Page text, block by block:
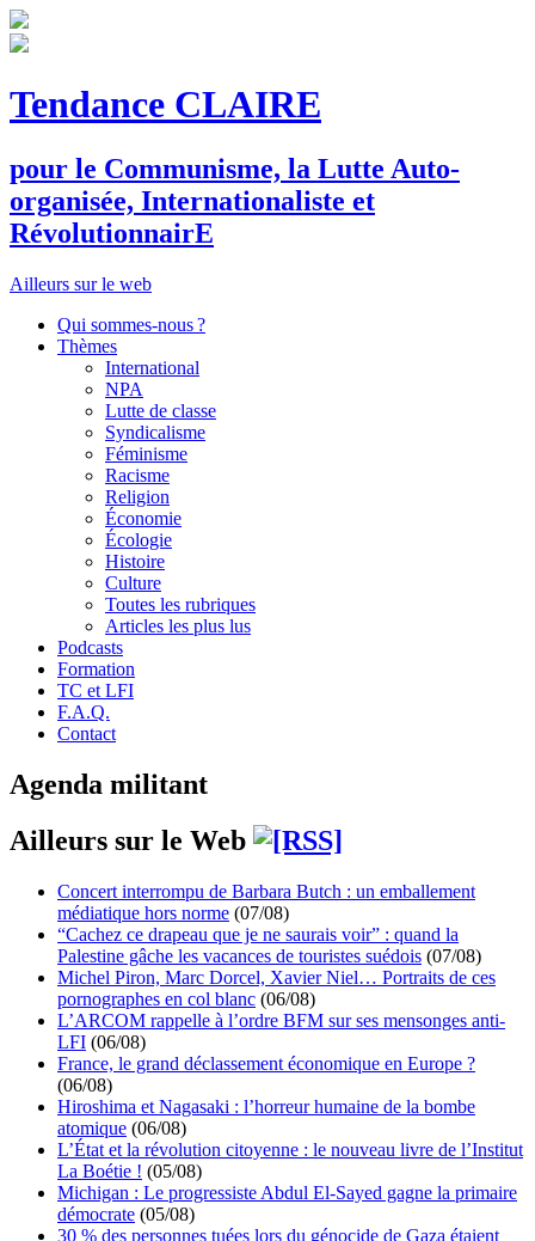
Tendance CLAIRE
pour le Communisme, la Lutte Auto-
organisée, Internationaliste et
RévolutionnairE
Ailleurs sur le web
Qui sommes-nous ?
Thèmes
International
NPA
Lutte de classe
Syndicalisme
Féminisme
Racisme
Religion
Économie
Écologie
Histoire
Culture
Toutes les rubriques
Articles les plus lus
Podcasts
Formation
TC et LFI
F.A.Q.
Contact
Agenda militant
Ailleurs sur le Web
Concert interrompu de Barbara Butch : un emballement
médiatique hors norme (07/08)
“Cachez ce drapeau que je ne saurais voir” : quand la
Palestine gâche les vacances de touristes suédois (07/08)
Michel Piron, Marc Dorcel, Xavier Niel… Portraits de ces
pornographes en col blanc (06/08)
L’ARCOM rappelle à l’ordre BFM sur ses mensonges anti-
LFI (06/08)
France, le grand déclassement économique en Europe ?
(06/08)
Hiroshima et Nagasaki : l’horreur humaine de la bombe
atomique (06/08)
L’État et la révolution citoyenne : le nouveau livre de l’Institut
La Boétie ! (05/08)
Michigan : Le progressiste Abdul El-Sayed gagne la primaire
démocrate (05/08)
30 % des personnes tuées lors du génocide de Gaza étaient